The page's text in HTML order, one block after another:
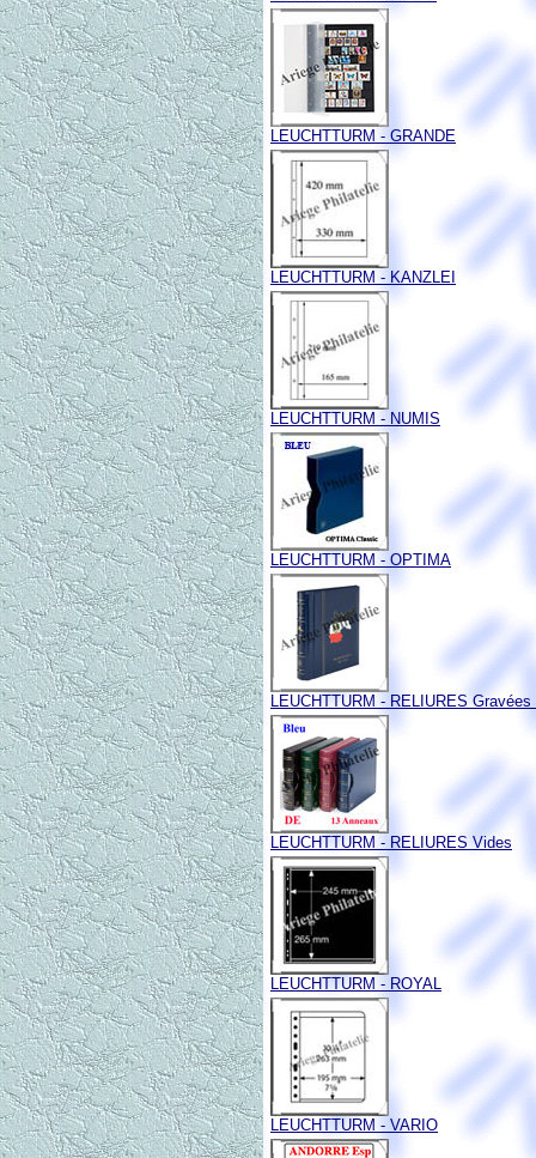
LEUCHTTURM - GRANDE
LEUCHTTURM - KANZLEI
LEUCHTTURM - NUMIS
LEUCHTTURM - OPTIMA
LEUCHTTURM - RELIURES
LEUCHTTURM - RELIURES Vides
LEUCHTTURM - ROYAL
LEUCHTTURM - VARIO